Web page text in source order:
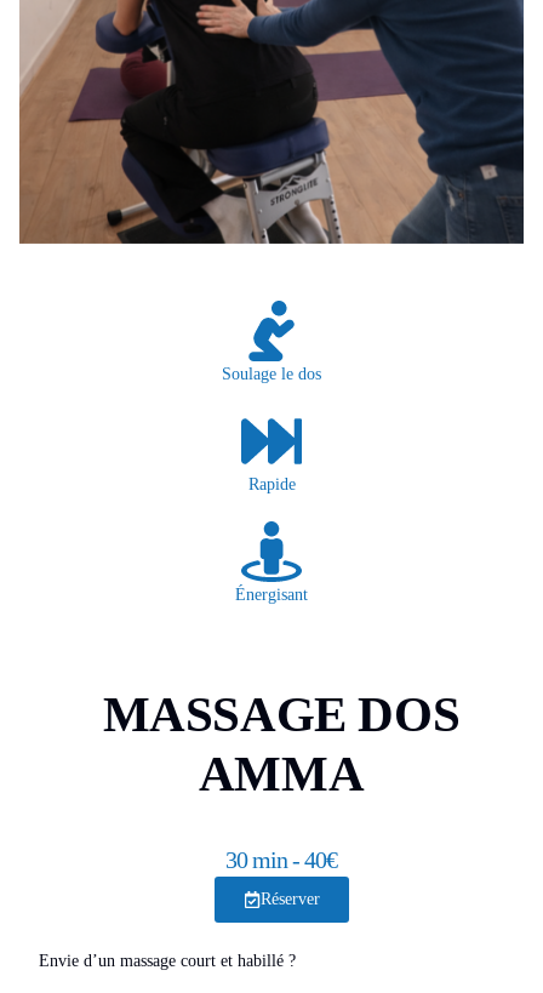
Soulage le dos
Rapide
Énergisant
MASSAGE DOS
AMMA
30 min - 40€
Réserver
Envie d’un massage court et habillé ?